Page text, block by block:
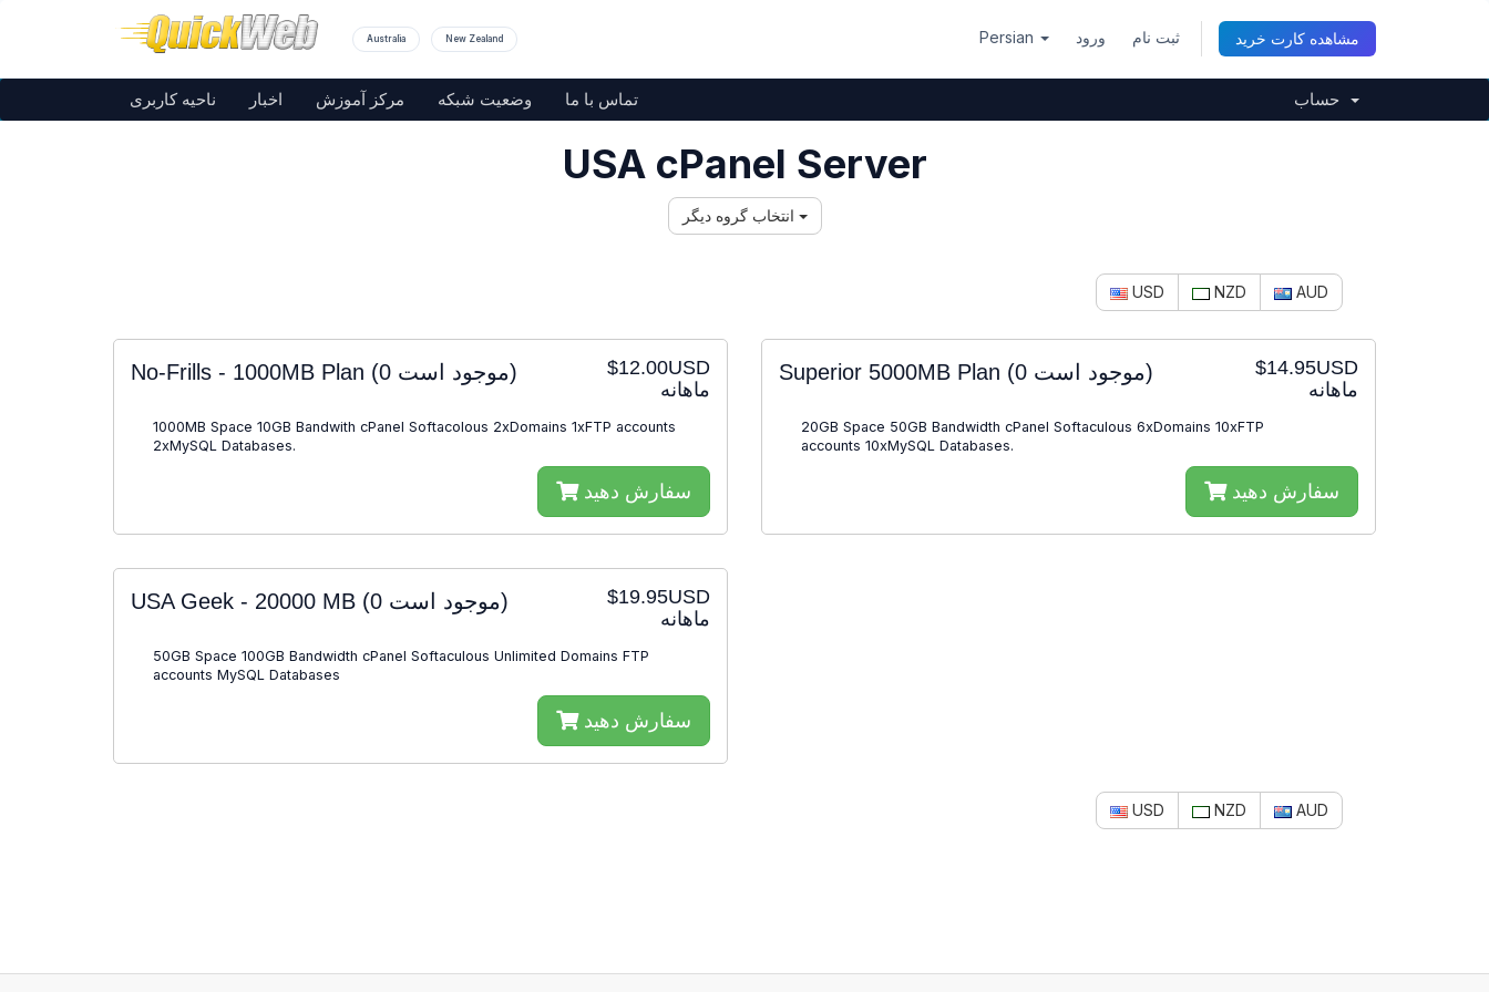
Persian ورود ثبت نام مشاهده کارت خرید Australia New Zealand
ناحیه کاربری اخبار مرکز آموزش وضعیت شبکه تماس با ما
USA cPanel Server
USD NZD AUD
$12.00USD
ماهانه
No-Frills - 1000MB Plan (0 موجود است)
1000MB Space 10GB Bandwith cPanel Softacolous 2xDomains 1xFTP accounts
2xMySQL Databases.
سفارش دهید
$14.95USD
ماهانه
Superior 5000MB Plan (0 موجود است)
20GB Space 50GB Bandwidth cPanel Softaculous 6xDomains 10xFTP
accounts 10xMySQL Databases.
سفارش دهید
$19.95USD
ماهانه
USA Geek - 20000 MB (0 موجود است)
50GB Space 100GB Bandwidth cPanel Softaculous Unlimited Domains FTP
accounts MySQL Databases
سفارش دهید
USD NZD AUD